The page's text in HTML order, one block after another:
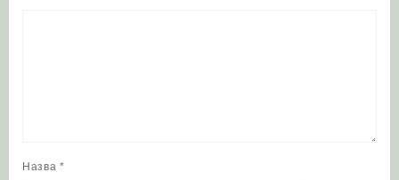
Назва*